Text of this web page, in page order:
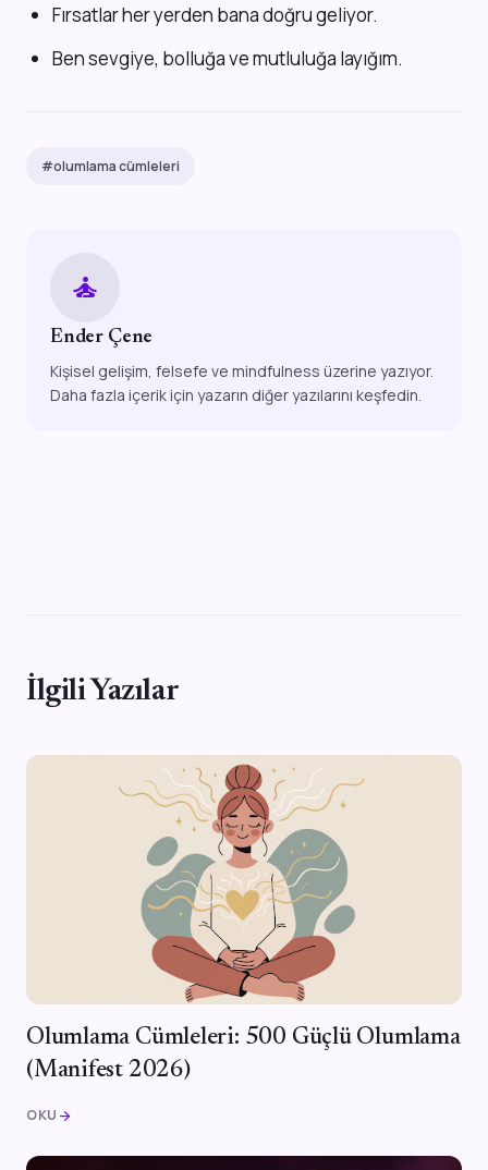
Fırsatlar her yerden bana doğru geliyor.
Ben sevgiye, bolluğa ve mutluluğa layığım.
#olumlama cümleleri
self_improvement
Ender Çene
Kişisel gelişim, felsefe ve mindfulness üzerine yazıyor.
Daha fazla içerik için yazarın diğer yazılarını keşfedin.
İlgili Yazılar
Olumlama Cümleleri: 500 Güçlü Olumlama
(Manifest 2026)
OKU arrow_forward